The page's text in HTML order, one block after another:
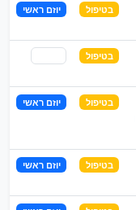
בטיפול יוזם ראשי
בטיפול
בטיפול יוזם ראשי
בטיפול יוזם ראשי